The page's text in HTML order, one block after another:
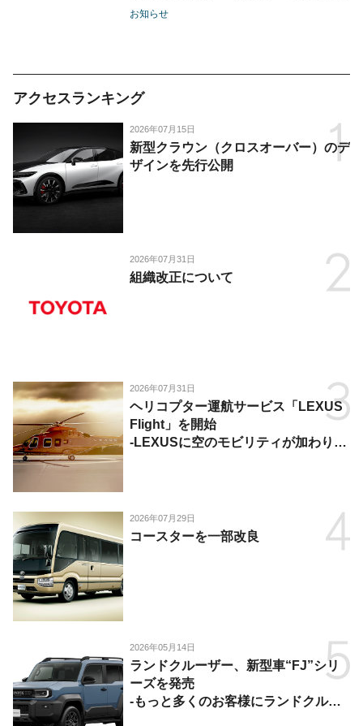
で受信しているお客様へ
お知らせ
アクセスランキング
2026年07月15日
新型クラウン（クロスオーバー）のデ
ザインを先行公開
2026年07月31日
組織改正について
2026年07月31日
ヘリコプター運航サービス「LEXUS
Flight」を開始
-LEXUSに空のモビリティが加わり、
2026年07月29日
コースターを一部改良
2026年05月14日
ランドクルーザー、新型車“FJ”シリ
ーズを発売
-もっと多くのお客様にランドクルー